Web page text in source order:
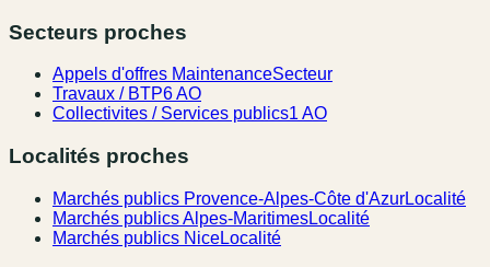
Secteurs proches
Appels d'offres MaintenanceSecteur
Travaux / BTP6 AO
Collectivites / Services publics1 AO
Localités proches
Marchés publics Provence-Alpes-Côte d'AzurLocalité
Marchés publics Alpes-MaritimesLocalité
Marchés publics NiceLocalité